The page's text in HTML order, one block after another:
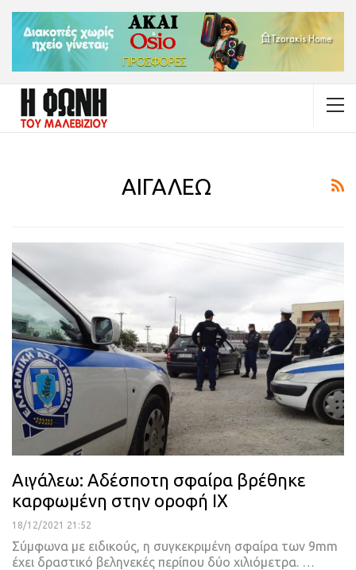
ΑΙΓΑΛΕΩ
Αιγάλεω: Αδέσποτη σφαίρα βρέθηκε
καρφωμένη στην οροφή ΙΧ
18/12/2021 21:52
Σύμφωνα με ειδικούς, η συγκεκριμένη σφαίρα των 9mm
έχει δραστικό βεληνεκές περίπου δύο χιλιόμετρα. …